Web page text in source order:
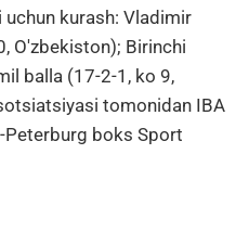
uchun kurash: Vladimir
O'zbekiston); Birinchi
balla (17-2-1, ko 9,
tomonidan IBA
Peterburg boks Sport